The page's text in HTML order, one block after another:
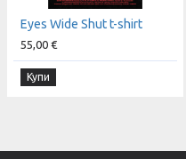
Eyes Wide Shut t-shirt
55,00 €
Купи